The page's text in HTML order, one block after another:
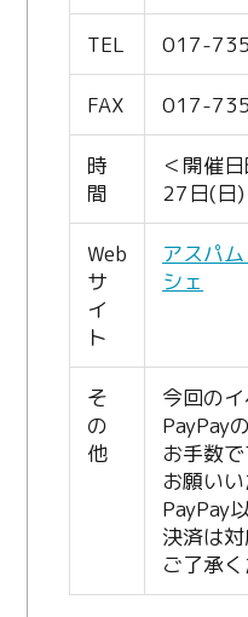
TEL 017-
FAX 017-
時
間
＜開催
27日(
Web
サ
イ
ト
アスパ
シェ
そ
の
他
今回の
PayPay
お手数
お願いい
PayPay
決済は対
ご了承く